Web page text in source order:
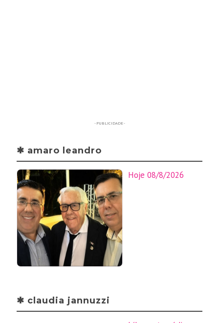
- PUBLICIDADE -
✱ amaro leandro
Hoje 08/8/2026
✱ claudia jannuzzi